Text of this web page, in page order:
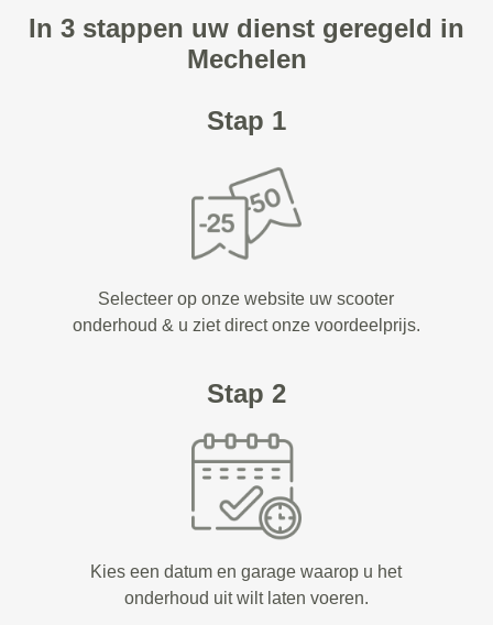
In 3 stappen uw dienst geregeld in
Mechelen
Stap 1
Selecteer op onze website uw scooter
onderhoud & u ziet direct onze voordeelprijs.
Stap 2
Kies een datum en garage waarop u het
onderhoud uit wilt laten voeren.